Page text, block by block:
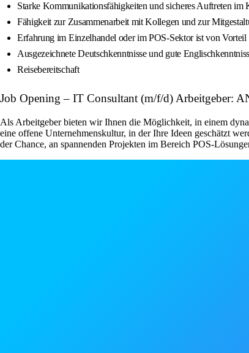
Starke Kommunikationsfähigkeiten und sicheres Auftreten im
Fähigkeit zur Zusammenarbeit mit Kollegen und zur
Erfahrung im Einzelhandel oder im POS-Sektor ist von Vorteil
Ausgezeichnete Deutschkenntnisse und gute
Reisebereitschaft
Job Opening – IT Consultant (m/f/d) Arbeitgeber:
Als Arbeitgeber bieten wir Ihnen die Möglichkeit, in einem
eine offene Unternehmenskultur, in der Ihre Ideen geschätzt
der Chance, an spannenden Projekten im Bereich POS-